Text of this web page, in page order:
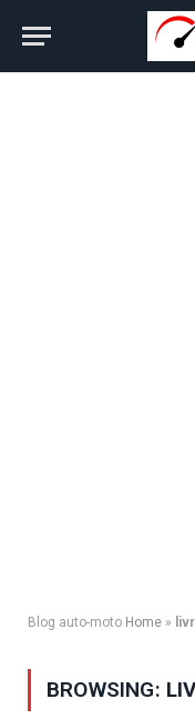
Blog auto-moto Home »
BROWSING: